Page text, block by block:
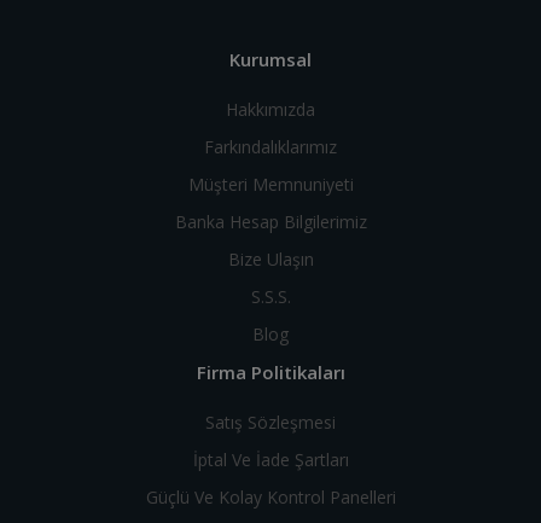
Kurumsal
Hakkımızda
Farkındalıklarımız
Müşteri Memnuniyeti
Banka Hesap Bilgilerimiz
Bize Ulaşın
S.S.S.
Blog
Firma Politikaları
Satış Sözleşmesi
İptal Ve İade Şartları
Güçlü Ve Kolay Kontrol Panelleri